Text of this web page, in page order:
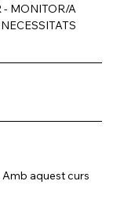
- MONITOR/A
aquest curs